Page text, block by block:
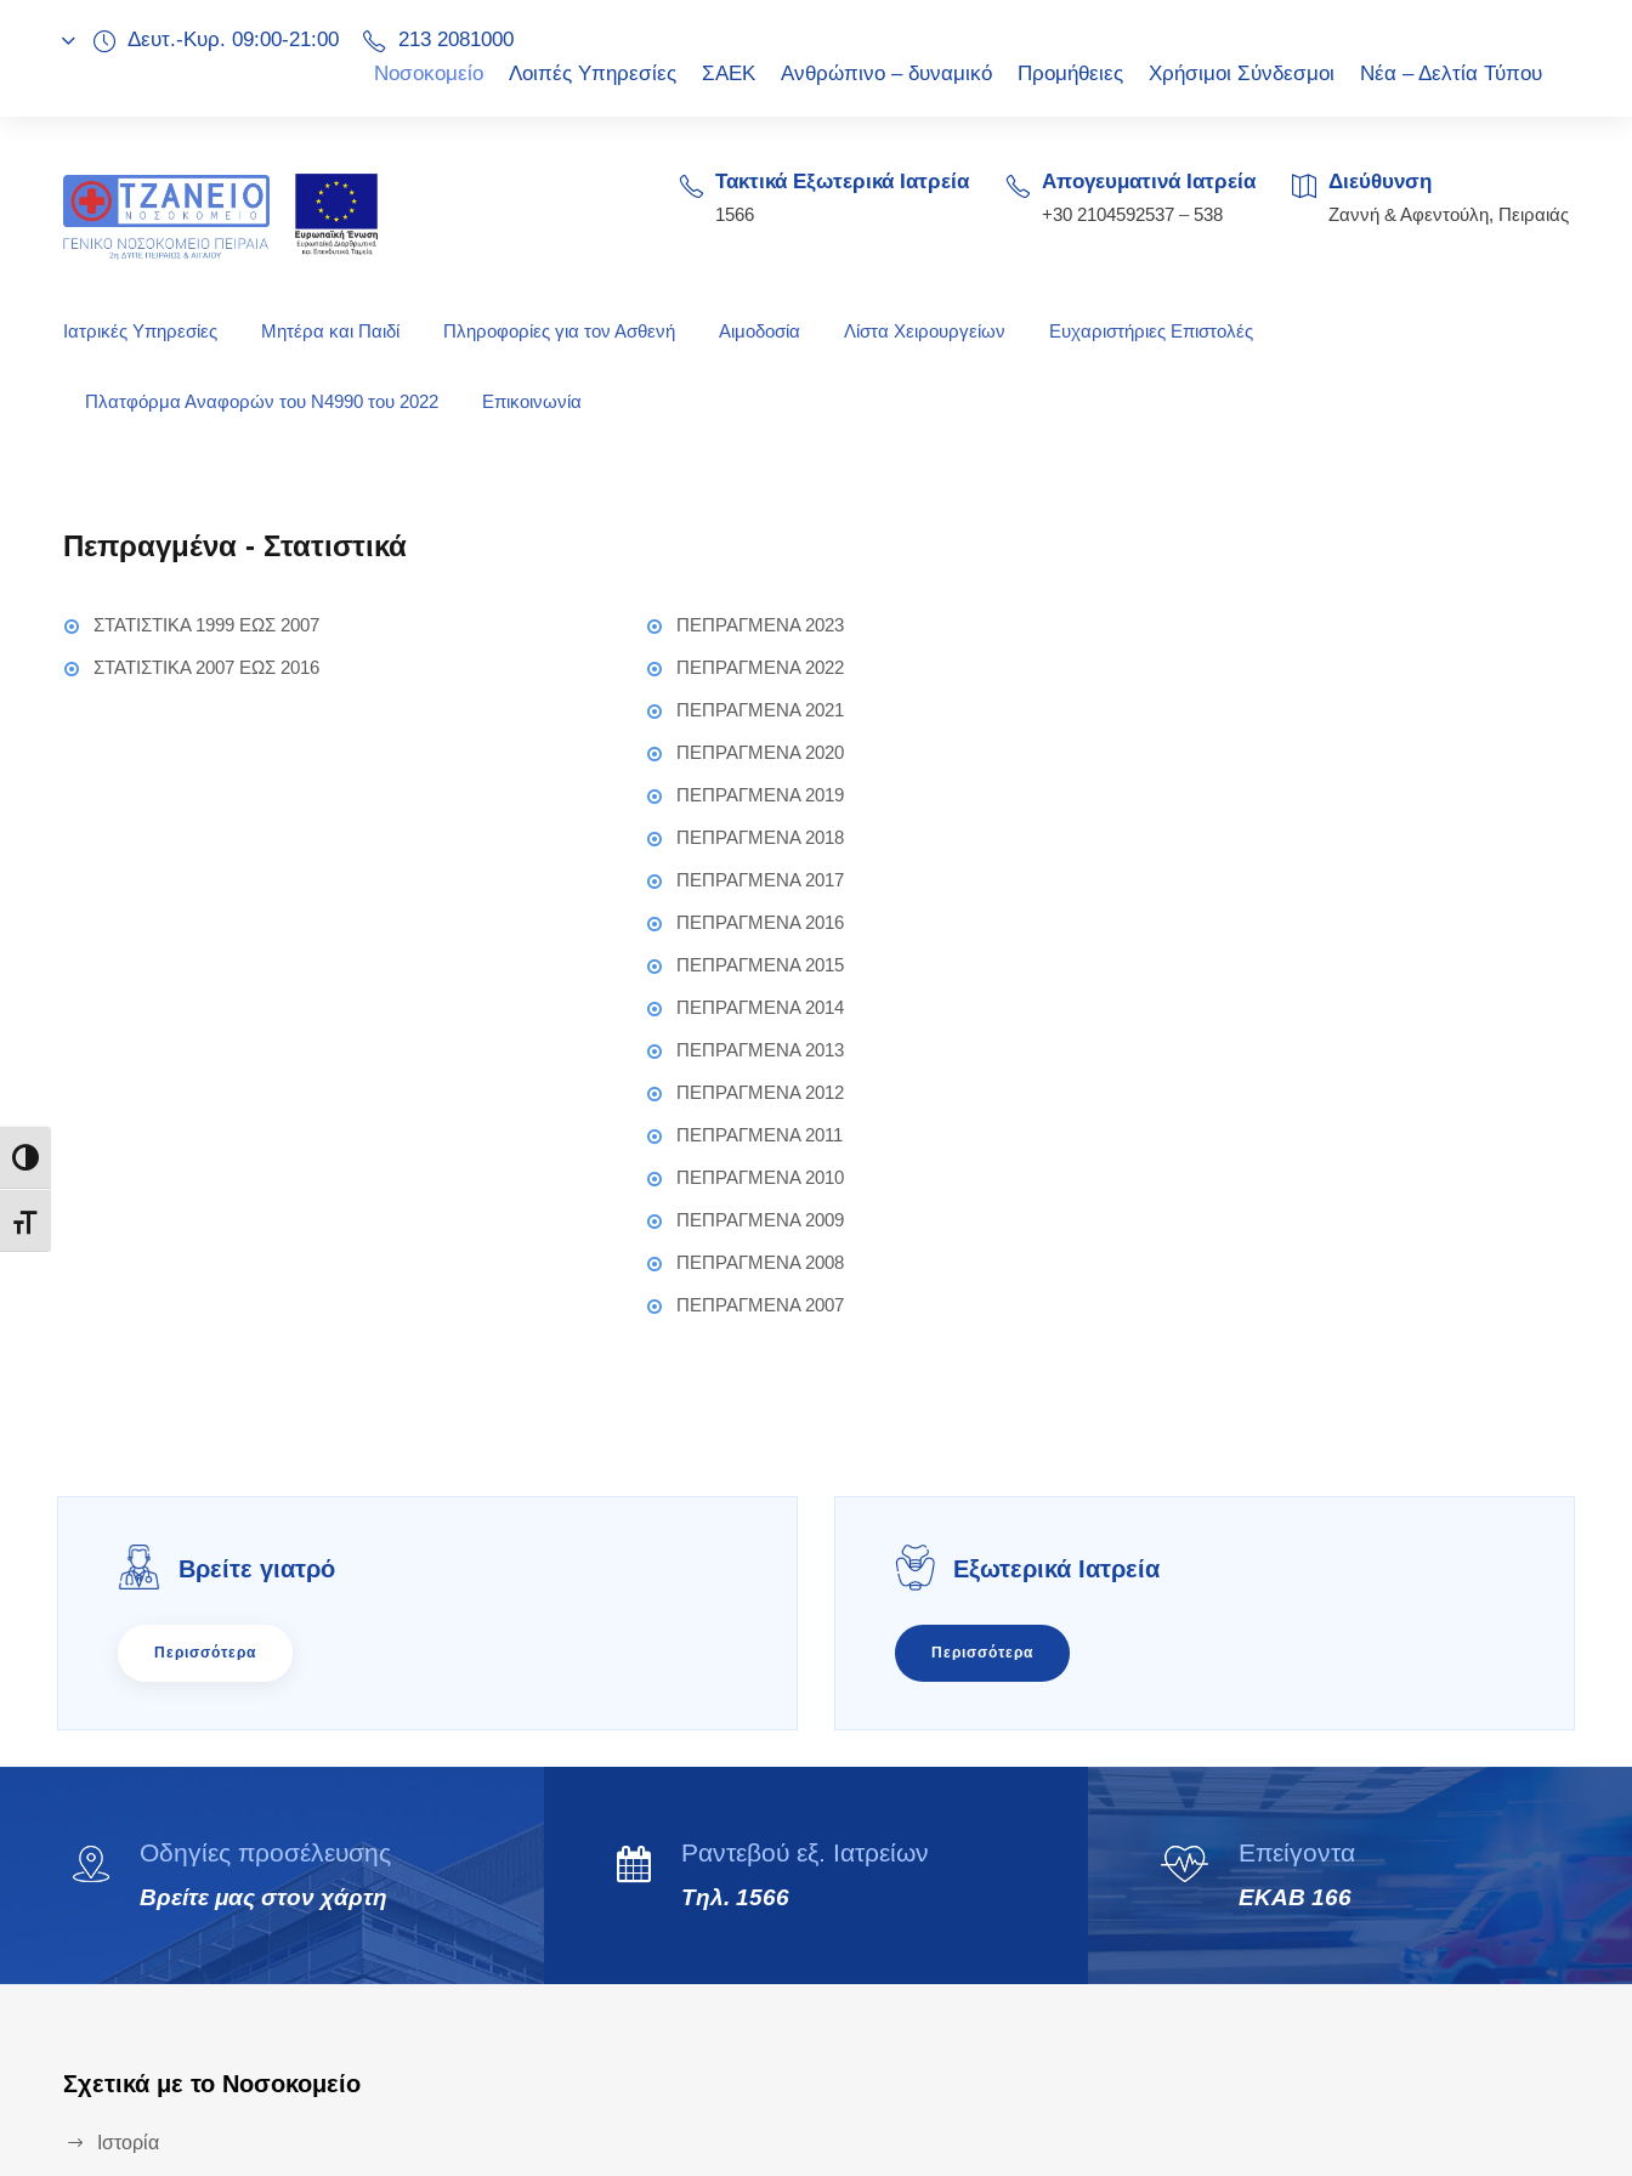
Εναλλαγή Υψηλής Αντίθεσης
Εναλλαγή Μεγέθους Γραμμάτων
Δευτ.-Κυρ. 09:00-21:00
213 2081000
Νοσοκομείο
Λοιπές Υπηρεσίες ΣΑΕΚ Ανθρώπινο – δυναμικό Προμήθειες Χρήσιμοι Σύνδεσμοι Νέα – Δελτία Τύπου
Τακτικά Εξωτερικά Ιατρεία
1566
Απογευματινά Ιατρεία
+30 2104592537 –538
Διεύθυνση
Ζαννή & Αφεντούλη, Πειραιάς
Ιατρικές Υπηρεσίες Μητέρα και Παιδί Πληροφορίες για τον Ασθενή Αιμοδοσία Λίστα Χειρουργείων Ευχαριστήριες Επιστολές
Πλατφόρμα Αναφορών του Ν4990 του 2022 Επικοινωνία
Πεπραγμένα - Στατιστικά
ΣΤΑΤΙΣΤΙΚΑ 1999 ΕΩΣ 2007
ΣΤΑΤΙΣΤΙΚΑ 2007 ΕΩΣ 2016
ΠΕΠΡΑΓΜΕΝΑ 2023
ΠΕΠΡΑΓΜΕΝΑ 2022
ΠΕΠΡΑΓΜΕΝΑ 2021
ΠΕΠΡΑΓΜΕΝΑ 2020
ΠΕΠΡΑΓΜΕΝΑ 2019
ΠΕΠΡΑΓΜΕΝΑ 2018
ΠΕΠΡΑΓΜΕΝΑ 2017
ΠΕΠΡΑΓΜΕΝΑ 2016
ΠΕΠΡΑΓΜΕΝΑ 2015
ΠΕΠΡΑΓΜΕΝΑ 2014
ΠΕΠΡΑΓΜΕΝΑ 2013
ΠΕΠΡΑΓΜΕΝΑ 2012
ΠΕΠΡΑΓΜΕΝΑ 2011
ΠΕΠΡΑΓΜΕΝΑ 2010
ΠΕΠΡΑΓΜΕΝΑ 2009
ΠΕΠΡΑΓΜΕΝΑ 2008
ΠΕΠΡΑΓΜΕΝΑ 2007
Βρείτε γιατρό
Περισσότερα
Εξωτερικά Ιατρεία
Περισσότερα
Οδηγίες προσέλευσης
Βρείτε μας στον χάρτη
Ραντεβού εξ. Ιατρείων
Τηλ. 1566
Επείγοντα
ΕΚΑΒ 166
Σχετικά με το Νοσοκομείο
Ιστορία